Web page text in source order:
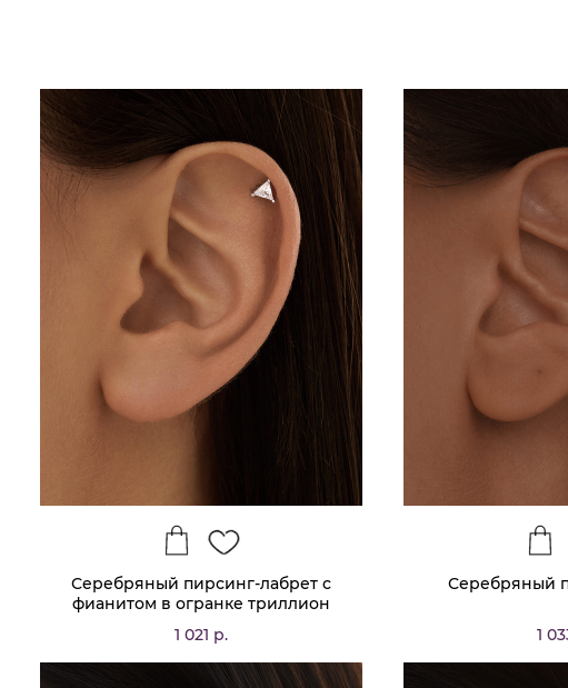
Серебряный пирсинг-лабрет с
фианитом в огранке триллион
1 021 р.
Серебряный
1